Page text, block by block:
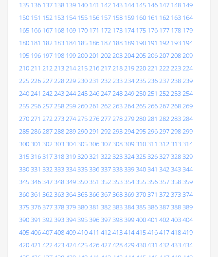
135 136 137 138 139 140 141 142 143 144 145 146 147 148 149
150 151 152 153 154 155 156 157 158 159 160 161 162 163 164
165 166 167 168 169 170 171 172 173 174 175 176 177 178 179
180 181 182 183 184 185 186 187 188 189 190 191 192 193 194
195 196 197 198 199200201 202203204205206207208209
210211 212213214215216217218219220221 222223224
225226227228229230231 232233234235236237238239
240241 242243244245246247248249250251 252253254
255256257258259260261 262263264265266267268269
270271 272273274275276277278279280281 282283284
285286287288289290291 292293294295296297298299
300301 302303304305306307308309310311 312313314
315316317318319320321 322323324325326327328329
330331 332333334335336337338339340341 342343344
345346347348349350351 352353354355356357358359
360361 362363364365366367368369370371 372373374
375376377378379380381 382383384385386387388389
390391 392393394395396397398399400401 402403404
405406407408409410411 412413414415416417418419
420421 422423424425426427428429430431 432433434